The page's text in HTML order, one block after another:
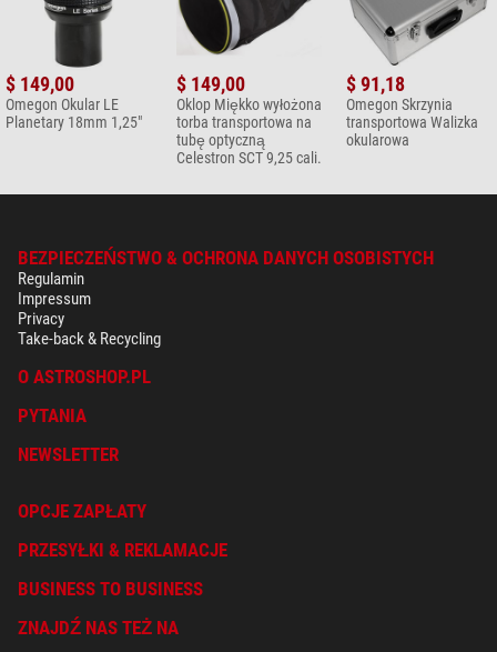
$ 149,00
Omegon Okular LE
Planetary 18mm 1,25"
$ 149,00
Oklop Miękko wyłożona
torba transportowa na
tubę optyczną
Celestron SCT 9,25 cali.
$ 91,18
Omegon Skrzynia
transportowa Walizka
okularowa
BEZPIECZEŃSTWO & OCHRONA DANYCH OSOBISTYCH
Regulamin
Impressum
Privacy
Take-back & Recycling
O ASTROSHOP.PL
PYTANIA
NEWSLETTER
OPCJE ZAPŁATY
PRZESYŁKI & REKLAMACJE
BUSINESS TO BUSINESS
ZNAJDŹ NAS TEŻ NA